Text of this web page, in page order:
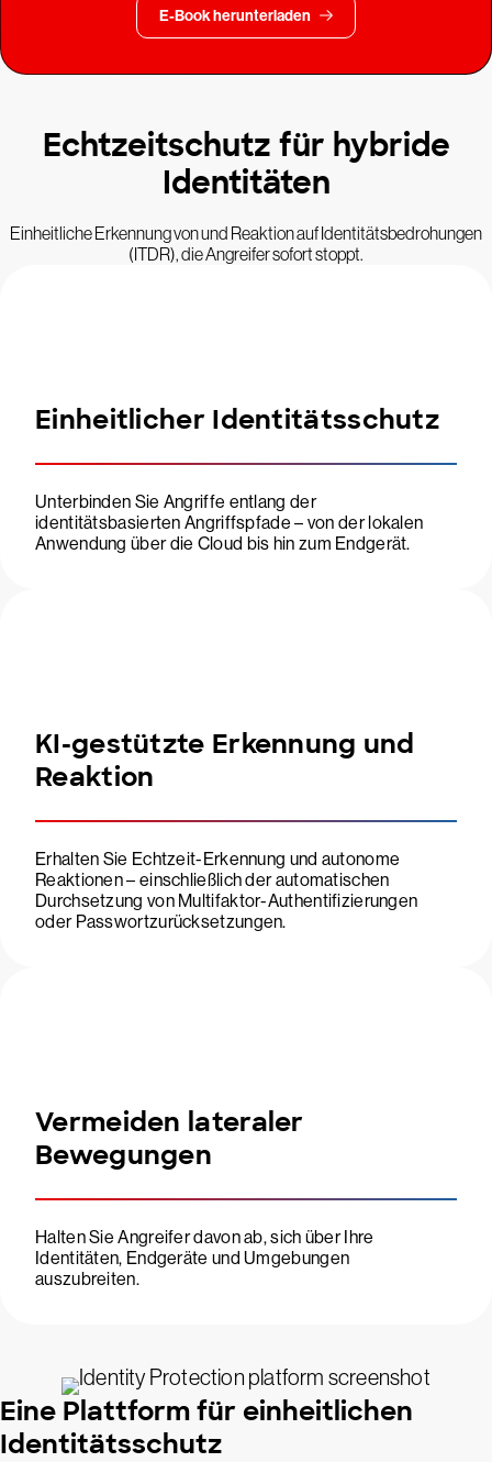
E-Book herunterladen
Echtzeitschutz für hybride
Identitäten
Einheitliche Erkennung von und Reaktion auf Identitätsbedrohungen
(ITDR), die Angreifer sofort stoppt.
Einheitlicher Identitätsschutz
Unterbinden Sie Angriffe entlang der
identitätsbasierten Angriffspfade – von der lokalen
Anwendung über die Cloud bis hin zum Endgerät.
KI-gestützte Erkennung und
Reaktion
Erhalten Sie Echtzeit-Erkennung und autonome
Reaktionen – einschließlich der automatischen
Durchsetzung von Multifaktor-Authentifizierungen
oder Passwortzurücksetzungen.
Vermeiden lateraler
Bewegungen
Halten Sie Angreifer davon ab, sich über Ihre
Identitäten, Endgeräte und Umgebungen
auszubreiten.
Eine Plattform für einheitlichen
Identitätsschutz